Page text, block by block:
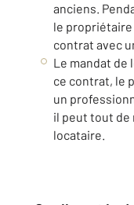
anciens.
le propriétaire
contrat avec
Le mandat de
ce contrat, le
un
il peut tout de
locataire.